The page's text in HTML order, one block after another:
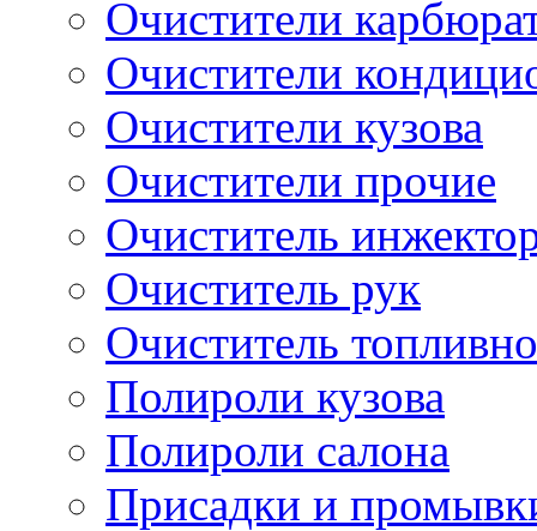
Очистители
Очистители
Очистители кузова
Очистители прочие
Очиститель
Очиститель рук
Очиститель
Полироли кузова
Полироли салона
Присадки и